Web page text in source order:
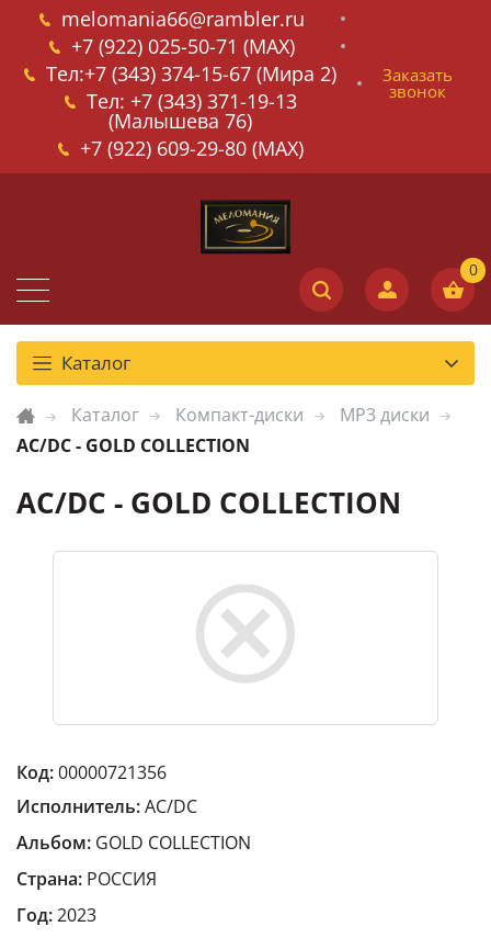
melomania66@rambler.ru
+7 (922) 025-50-71 (MAX)
Тел:+7 (343) 374-15-67 (Мира 2)
Тел: +7 (343) 371-19-13
(Малышева 76)
+7 (922) 609-29-80 (MAX)
Заказать
звонок
Каталог
Каталог Компакт-диски
MP3 диски
AC/DC - GOLD COLLECTION
AC/DC - GOLD COLLECTION
Код:00000721356
Исполнитель:AC/DC
Альбом: GOLD COLLECTION
Страна: РОССИЯ
Год:2023